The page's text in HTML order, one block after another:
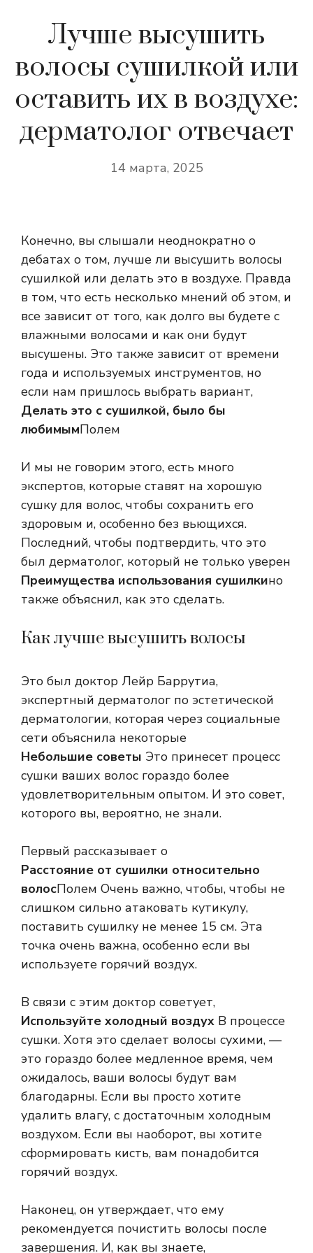
Лучше высушить
волосы сушилкой или
оставить их в воздухе:
дерматолог отвечает
14 марта, 2025
Конечно, вы слышали неоднократно о
дебатах о том, лучше ли высушить волосы
сушилкой или делать это в воздухе. Правда
в том, что есть несколько мнений об этом, и
все зависит от того, как долго вы будете с
влажными волосами и как они будут
высушены. Это также зависит от времени
года и используемых инструментов, но
если нам пришлось выбрать вариант,
Делать это с сушилкой, было бы
любимымПолем
И мы не говорим этого, есть много
экспертов, которые ставят на хорошую
сушку для волос, чтобы сохранить его
здоровым и, особенно без вьющихся.
Последний, чтобы подтвердить, что это
был дерматолог, который не только уверен
Преимущества использования сушилкино
также объяснил, как это сделать.
Как лучше высушить волосы
Это был доктор Лейр Баррутиа,
экспертный дерматолог по эстетической
дерматологии, которая через социальные
сети объяснила некоторые
Небольшие советы Это принесет процесс
сушки ваших волос гораздо более
удовлетворительным опытом. И это совет,
которого вы, вероятно, не знали.
Первый рассказывает о
Расстояние от сушилки относительно
волосПолем Очень важно, чтобы, чтобы не
слишком сильно атаковать кутикулу,
поставить сушилку не менее 15 см. Эта
точка очень важна, особенно если вы
используете горячий воздух.
В связи с этим доктор советует,
Используйте холодный воздух В процессе
сушки. Хотя это сделает волосы сухими, —
это гораздо более медленное время, чем
ожидалось, ваши волосы будут вам
благодарны. Если вы просто хотите
удалить влагу, с достаточным холодным
воздухом. Если вы наоборот, вы хотите
сформировать кисть, вам понадобится
горячий воздух.
Наконец, он утверждает, что ему
рекомендуется почистить волосы после
завершения. И, как вы знаете,